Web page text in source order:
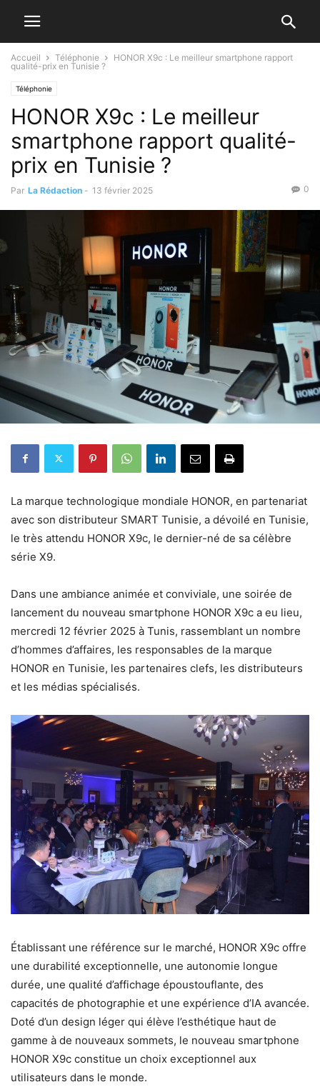
Accueil Téléphonie
HONOR X9c : Le meilleur smartphone rapport
qualité-prix en Tunisie ?
Téléphonie
HONOR X9c : Le meilleur
smartphone rapport qualité-
prix en Tunisie ?
Par La Rédaction - 13 février 2025 0
La marque technologique mondiale HONOR, en partenariat
avec son distributeur SMART Tunisie, a dévoilé en Tunisie,
le très attendu HONOR X9c, le dernier-né de sa célèbre
série X9.
Dans une ambiance animée et conviviale, une soirée de
lancement du nouveau smartphone HONOR X9c a eu lieu,
mercredi 12 février 2025 à Tunis, rassemblant un nombre
d’hommes d’affaires, les responsables de la marque
HONOR en Tunisie, les partenaires clefs, les distributeurs
et les médias spécialisés.
Établissant une référence sur le marché, HONOR X9c offre
une durabilité exceptionnelle, une autonomie longue
durée, une qualité d’affichage époustouflante, des
capacités de photographie et une expérience d’IA avancée.
Doté d’un design léger qui élève l’esthétique haut de
gamme à de nouveaux sommets, le nouveau smartphone
HONOR X9c constitue un choix exceptionnel aux
utilisateurs dans le monde.